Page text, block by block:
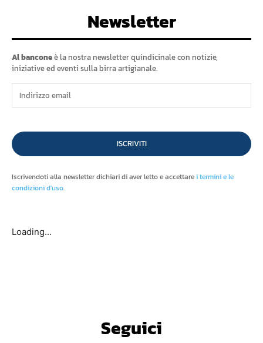
Newsletter
Al banconeè la nostra newsletter quindicinale con notizie,
iniziative ed eventi sulla birra artigianale.
ISCRIVITI
Iscrivendoti alla newsletter dichiari di aver letto e accettarei termini e le
condizioni d'uso.
Loading...
Seguici